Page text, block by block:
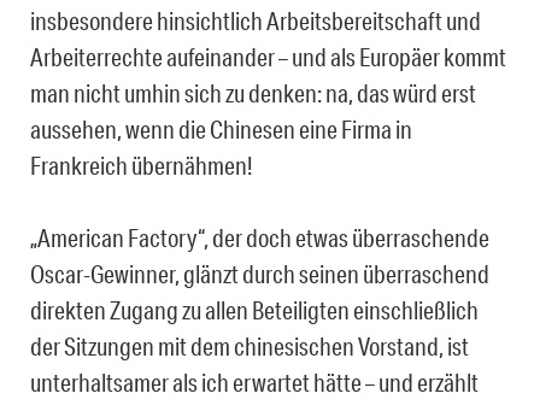
insbesondere hinsichtlich Arbeitsbereitschaft und
Arbeiterrechte aufeinander – und als Europäer kommt
man nicht umhin sich zu denken: na, das würd erst
aussehen, wenn die Chinesen eine Firma in
Frankreich übernähmen!
„American Factory“, der doch etwas überraschende
Oscar-Gewinner, glänzt durch seinen überraschend
direkten Zugang zu allen Beteiligten einschließlich
der Sitzungen mit dem chinesischen Vorstand, ist
unterhaltsamer als ich erwartet hätte – und erzählt